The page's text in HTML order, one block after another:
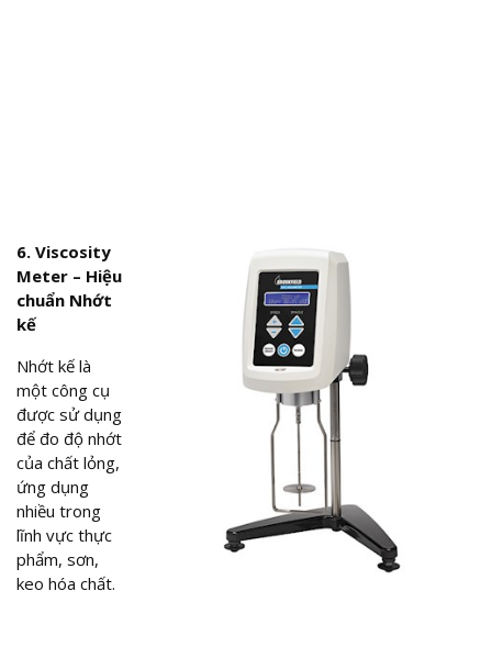
6. Viscosity
Meter – Hiệu
chuẩn Nhớt
kế
Nhớt kế là
một công cụ
được sử dụng
để đo độ nhớt
của chất lỏng,
ứng dụng
nhiều trong
lĩnh vực thực
phẩm, sơn,
keo hóa chất.